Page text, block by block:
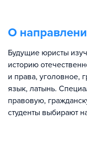
О
Будущие юристы
историю
и права, уголовное,
язык, латынь.
правовую,
студенты выбирают